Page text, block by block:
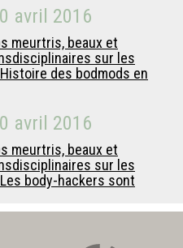
avril 2016
meurtris, beaux et
sur les
des bodmods en
avril 2016
meurtris, beaux et
sur les
body-hackers sont